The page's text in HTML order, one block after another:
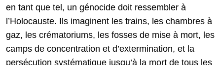
en tant que tel, un génocide doit ressembler à
l’Holocauste. Ils imaginent les trains, les chambres à
gaz, les crématoriums, les fosses de mise à mort, les
camps de concentration et d’extermination, et la
persécution systématique jusqu’à la mort de tous les